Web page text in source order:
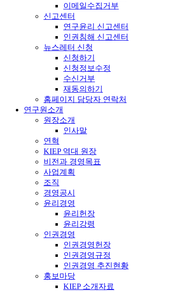
이메일수집거부
신고센터
연구윤리 신고센터
인권침해 신고센터
뉴스레터 신청
신청하기
신청정보수정
수신거부
재동의하기
홈페이지 담당자 연락처
연구원소개
원장소개
인사말
연혁
KIEP 역대 원장
비전과 경영목표
사업계획
조직
경영공시
윤리경영
윤리헌장
윤리강령
인권경영
인권경영헌장
인권경영규정
인권경영 추진현황
홍보마당
KIEP 소개자료